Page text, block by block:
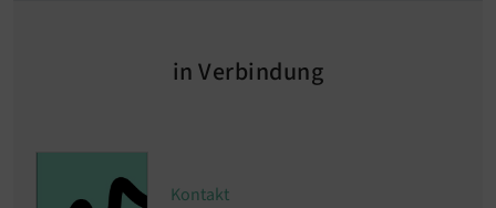
in Verbindung
Kontakt